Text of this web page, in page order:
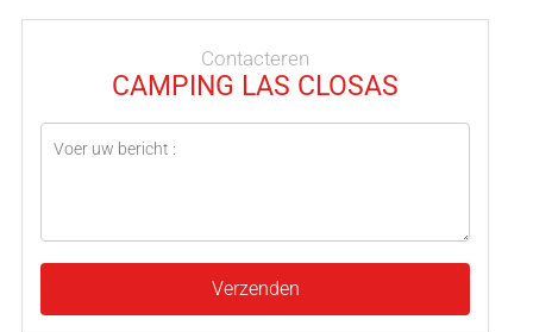
Contacteren
CAMPING LAS CLOSAS
Verzenden